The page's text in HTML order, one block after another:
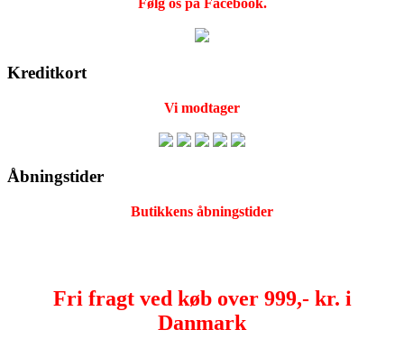
Følg os på Facebook.
Kreditkort
Vi modtager
Åbningstider
Butikkens åbningstider
Fri fragt ved køb over 999,- kr. i
Danmark